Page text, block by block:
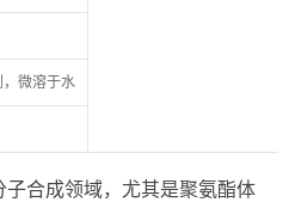
微溶于水
合成领域，尤其是聚氨酯体